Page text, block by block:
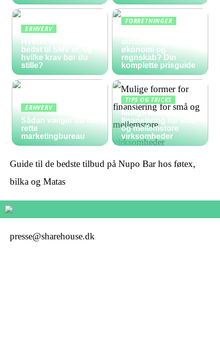
ERHVERV
Hvilket lønsystem er
bedst til SMV’er, og
hvilke krav bør du
stille?
FORRETNINGER
outsourcing af
økonomi og
regnskab? Din
komplette prisguide
ERHVERV
Sådan vælger du det
rette
marketingbureau
TIPS OG TRICKS
Mulige former for
finansiering for små
og mellemstore
virksomheder
Guide til de bedste tilbud på Nupo Bar hos føtex,
bilka og Matas
presse@sharehouse.dk